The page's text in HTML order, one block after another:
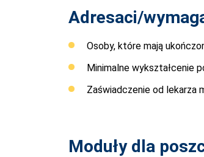
Adresaci/
Osoby, które mają
Minimalne wykształcenie
Zaświadczenie od lekarza
Moduły dla